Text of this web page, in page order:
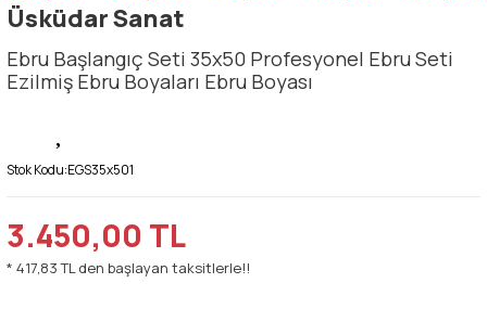
Üsküdar Sanat
Ebru Başlangıç Seti 35x50 Profesyonel Ebru Seti
Ezilmiş Ebru Boyaları Ebru Boyası
Stok Kodu:EGS35x501
3.450,00 TL
* 417,83 TL den başlayan taksitlerle!!